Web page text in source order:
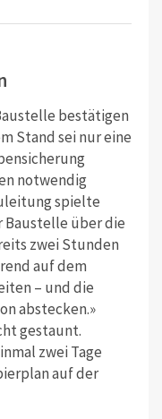
bestätigen
Stand sei nur eine
notwendig
spielte
Baustelle über die
zwei Stunden
auf dem
– und die
abstecken.»
gestaunt.
zwei Tage
auf der